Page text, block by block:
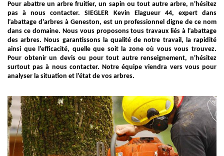
Pour abattre un arbre fruitier, un sapin ou tout autre arbre, n'hésitez
pas à nous contacter. SIEGLER Kevin Elagueur 44, expert dans
l’abattage d’arbres à Geneston, est un professionnel digne de ce nom
dans ce domaine. Nous vous proposons tous travaux liés à l’abattage
des arbres. Nous garantissons la qualité de notre travail, la rapidité
ainsi que l’efficacité, quelle que soit la zone où vous vous trouvez.
Pour obtenir un devis ou pour tout autre renseignement, n'hésitez
surtout pas à nous contacter. Notre équipe viendra vers vous pour
analyser la situation et l’état de vos arbres.